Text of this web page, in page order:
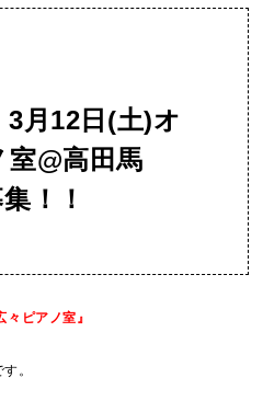
3月12日(土)オ
@高田馬
！！
々ピアノ室』
。